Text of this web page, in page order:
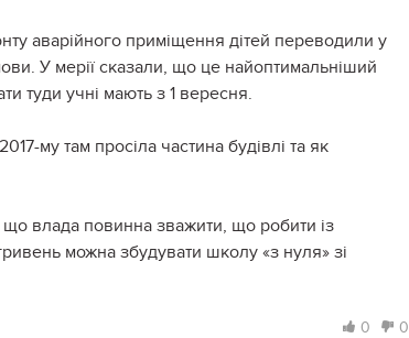
аварійного приміщення дітей переводили у
У мерії сказали, що це найоптимальніший
туди учні мають з 1 вересня.
му там просіла частина будівлі та як
влада повинна зважити, що робити із
можна збудувати школу «з нуля» зі
0 0